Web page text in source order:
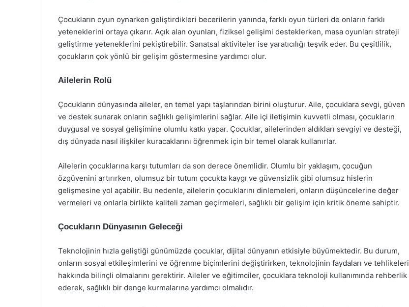
Çocukların oyun oynarken geliştirdikleri becerilerin yanında, farklı oyun türleri de onların farklı
yeteneklerini ortaya çıkarır. Açık alan oyunları, fiziksel gelişimi desteklerken, masa oyunları strateji
geliştirme yeteneklerini pekiştirebilir. Sanatsal aktiviteler ise yaratıcılığı teşvik eder. Bu çeşitlilik,
çocukların çok yönlü bir gelişim göstermesine yardımcı olur.
Ailelerin Rolü
Çocukların dünyasında aileler, en temel yapı taşlarından birini oluşturur. Aile, çocuklara sevgi, güven
ve destek sunarak onların sağlıklı gelişimlerini sağlar. Aile içi iletişimin kuvvetli olması, çocukların
duygusal ve sosyal gelişimine olumlu katkı yapar. Çocuklar, ailelerinden aldıkları sevgiyi ve desteği,
dış dünyada nasıl ilişkiler kuracaklarını öğrenmek için bir temel olarak kullanırlar.
Ailelerin çocuklarına karşı tutumları da son derece önemlidir. Olumlu bir yaklaşım, çocuğun
özgüvenini artırırken, olumsuz bir tutum çocukta kaygı ve güvensizlik gibi olumsuz hislerin
gelişmesine yol açabilir. Bu nedenle, ailelerin çocuklarını dinlemeleri, onların düşüncelerine değer
vermeleri ve onlarla birlikte kaliteli zaman geçirmeleri, sağlıklı bir gelişim için kritik öneme sahiptir.
Çocukların Dünyasının Geleceği
Teknolojinin hızla geliştiği günümüzde çocuklar, dijital dünyanın etkisiyle büyümektedir. Bu durum,
onların sosyal etkileşimlerini ve öğrenme biçimlerini değiştirirken, teknolojinin faydaları ve tehlikeleri
hakkında bilinçli olmalarını gerektirir. Aileler ve eğitimciler, çocuklara teknoloji kullanımında rehberlik
ederek, sağlıklı bir denge kurmalarına yardımcı olmalıdır.